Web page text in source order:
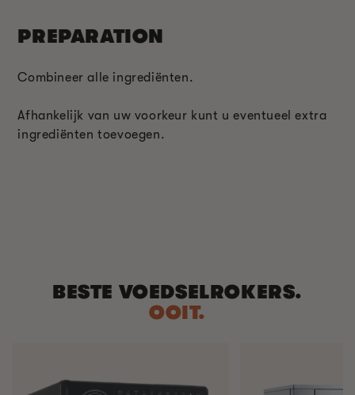
PREPARATION
Combineer alle ingrediënten.
Afhankelijk van uw voorkeur kunt u eventueel extra
ingrediënten toevoegen.
BESTE VOEDSELROKERS.
OOIT.